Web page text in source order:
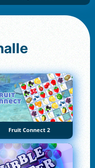
Fruit Connect 2